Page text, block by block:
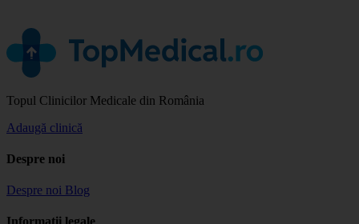
Topul Clinicilor Medicale din România
Adaugă clinică
Despre noi
Despre noi Blog